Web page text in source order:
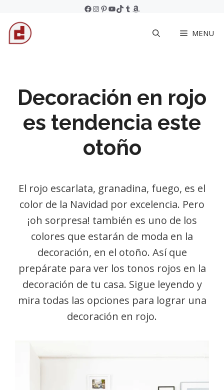
content
Facebook
Instagram
Pinterest
YouTube
TikTok
Tumblr
Amazon
MENU
Decoración en rojo
es tendencia este
otoño
El rojo escarlata, granadina, fuego, es el
color de la Navidad por excelencia. Pero
¡oh sorpresa! también es uno de los
colores que estarán de moda en la
decoración, en el otoño. Así que
prepárate para ver los tonos rojos en la
decoración de tu casa. Sigue leyendo y
mira todas las opciones para lograr una
decoración en rojo.